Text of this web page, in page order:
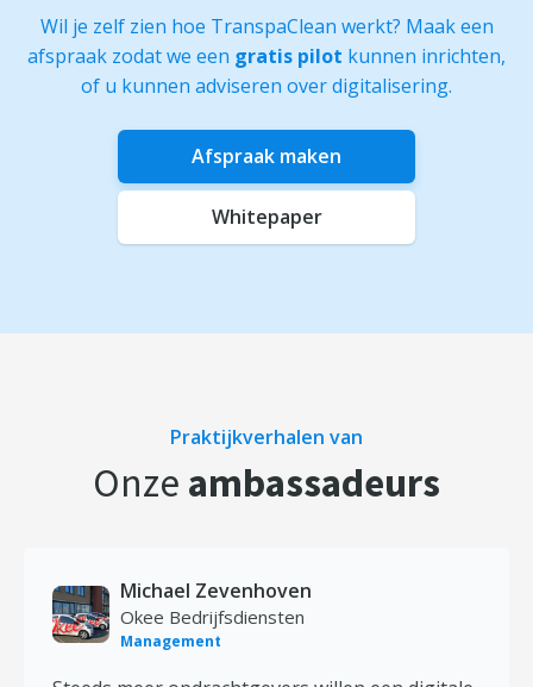
Wil je zelf zien hoe TranspaClean werkt? Maak een
afspraak zodat we een gratis pilot kunnen inrichten,
of u kunnen adviseren over digitalisering.
Afspraak maken
Whitepaper
Praktijkverhalen van
Onze ambassadeurs
Michael Zevenhoven
Okee Bedrijfsdiensten
Management